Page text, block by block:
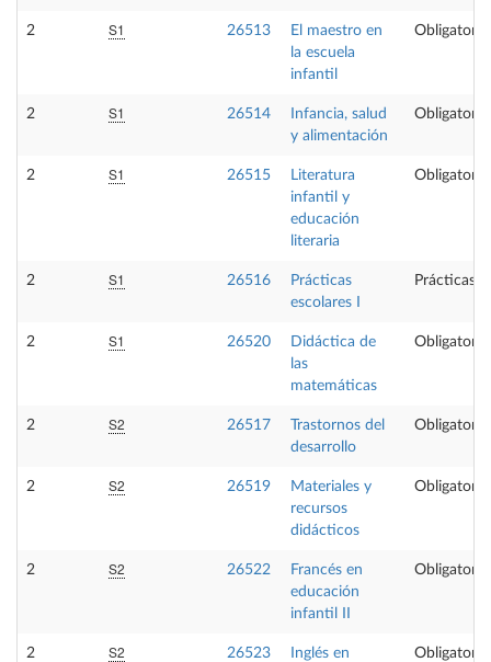
2 S1 26513
El maestro en
la escuela
infantil
Obligatoria
2 S1 26514
Infancia, salud
y alimentación
Obligatoria
2 S1 26515
Literatura
infantil y
educación
literaria
Obligatoria
2 S1 26516
Prácticas
escolares I
Prácticas
2 S1 26520
Didáctica de
las
matemáticas
Obligatoria
2 S2 26517
Trastornos del
desarrollo
Obligatoria
2 S2 26519
Materiales y
recursos
didácticos
Obligatoria
2 S2 26522
Francés en
educación
infantil II
Obligatoria
2 S2 26523
Inglés en
Obligatoria